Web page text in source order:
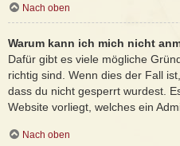
Nach oben
Warum kann ich mich nicht
Dafür gibt es viele mögliche
richtig sind. Wenn dies der Fall
dass du nicht gesperrt wurdest.
Website vorliegt, welches ein
Nach oben